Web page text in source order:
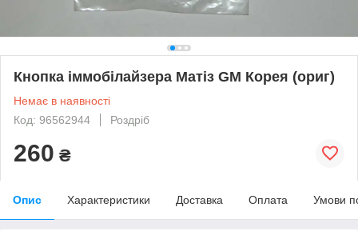
Кнопка іммобілайзера Матіз GM Корея (ориг)
Немає в наявності
Код: 96562944
Роздріб
260 ₴
Опис Характеристики Доставка Оплата Умови